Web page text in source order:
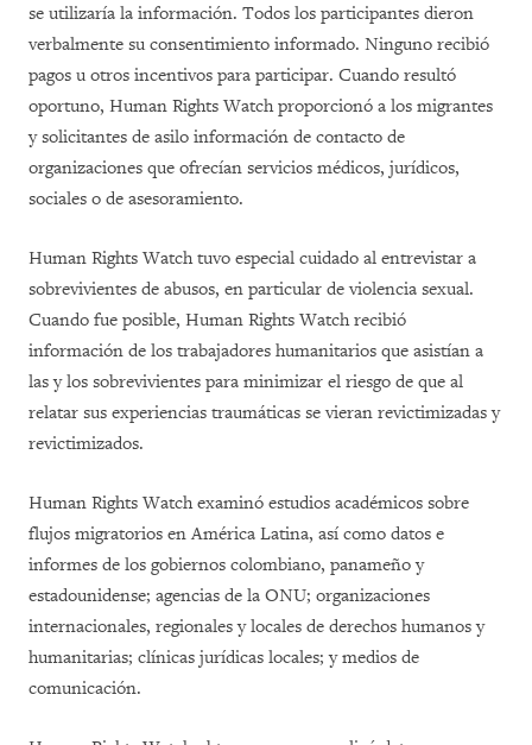
se utilizaría la información. Todos los participantes dieron
verbalmente su consentimiento informado. Ninguno recibió
pagos u otros incentivos para participar. Cuando resultó
oportuno, Human Rights Watch proporcionó a los migrantes
y solicitantes de asilo información de contacto de
organizaciones que ofrecían servicios médicos, jurídicos,
sociales o de asesoramiento.
Human Rights Watch tuvo especial cuidado al entrevistar a
sobrevivientes de abusos, en particular de violencia sexual.
Cuando fue posible, Human Rights Watch recibió
información de los trabajadores humanitarios que asistían a
las y los sobrevivientes para minimizar el riesgo de que al
relatar sus experiencias traumáticas se vieran revictimizadas y
revictimizados.
Human Rights Watch examinó estudios académicos sobre
flujos migratorios en América Latina, así como datos e
informes de los gobiernos colombiano, panameño y
estadounidense; agencias de la ONU; organizaciones
internacionales, regionales y locales de derechos humanos y
humanitarias; clínicas jurídicas locales; y medios de
comunicación.